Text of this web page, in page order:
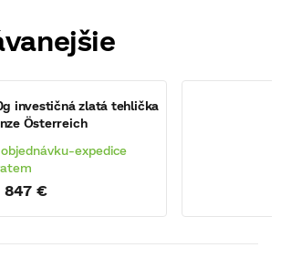
investičná zlatá tehlička
Österreich
expedice
847 €